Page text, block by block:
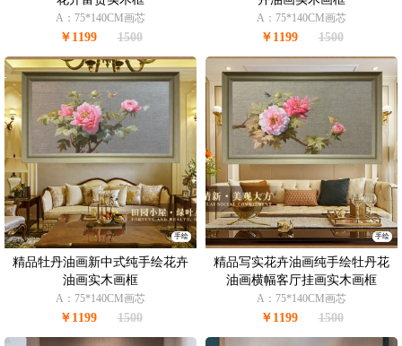
A：75*140CM画芯
￥1199 1500
A：75*140CM画芯
￥1199 1500
手绘
精品牡丹油画新中式纯手绘花卉
油画实木画框
A：75*140CM画芯
￥1199 1500
手绘
精品写实花卉油画纯手绘牡丹花
油画横幅客厅挂画实木画框
A：75*140CM画芯
￥1199 1500